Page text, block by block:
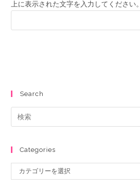
上に表示された文字を入力してください。
Search
Categories
カテゴリーを選択